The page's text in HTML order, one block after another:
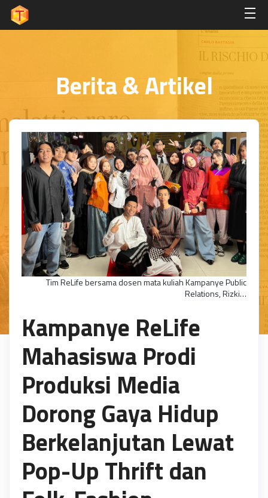
Berita & Artikel
Tim ReLife bersama dosen mata kuliah Kampanye Public
Relations, Rizki…
Kampanye ReLife
Mahasiswa Prodi
Produksi Media
Dorong Gaya Hidup
Berkelanjutan Lewat
Pop-Up Thrift dan